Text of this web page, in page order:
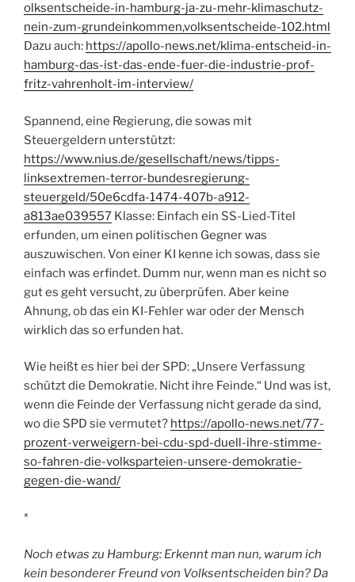
olksentscheide-in-hamburg-ja-zu-mehr-klimaschutz-
nein-zum-grundeinkommen,volksentscheide-102.html
Dazu auch: https://apollo-news.net/klima-entscheid-in-
hamburg-das-ist-das-ende-fuer-die-industrie-prof-
fritz-vahrenholt-im-interview/
Spannend, eine Regierung, die sowas mit
Steuergeldern unterstützt:
https://www.nius.de/gesellschaft/news/tipps-
linksextremen-terror-bundesregierung-
steuergeld/50e6cdfa-1474-407b-a912-
a813ae039557 Klasse: Einfach ein SS-Lied-Titel
erfunden, um einen politischen Gegner was
auszuwischen. Von einer KI kenne ich sowas, dass sie
einfach was erfindet. Dumm nur, wenn man es nicht so
gut es geht versucht, zu überprüfen. Aber keine
Ahnung, ob das ein KI-Fehler war oder der Mensch
wirklich das so erfunden hat.
Wie heißt es hier bei der SPD: „Unsere Verfassung
schützt die Demokratie. Nicht ihre Feinde.“ Und was ist,
wenn die Feinde der Verfassung nicht gerade da sind,
wo die SPD sie vermutet? https://apollo-news.net/77-
prozent-verweigern-bei-cdu-spd-duell-ihre-stimme-
so-fahren-die-volksparteien-unsere-demokratie-
gegen-die-wand/
*
Noch etwas zu Hamburg: Erkennt man nun, warum ich
kein besonderer Freund von Volksentscheiden bin? Da